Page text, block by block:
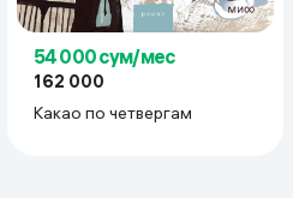
54 000 сум/мес
162 000
Какао по четвергам